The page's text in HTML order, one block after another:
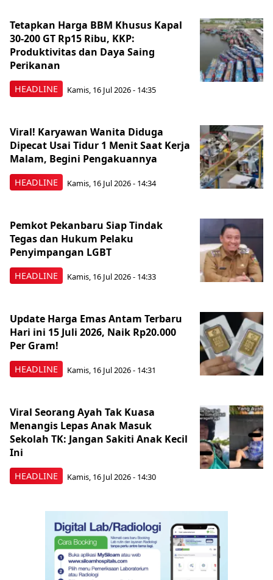
HEADLINE
Tetapkan Harga BBM Khusus Kapal
30-200 GT Rp15 Ribu, KKP:
Produktivitas dan Daya Saing
Perikanan
Kamis, 16 Jul 2026 - 14:35
HEADLINE
Viral! Karyawan Wanita Diduga
Dipecat Usai Tidur 1 Menit Saat Kerja
Malam, Begini Pengakuannya
Kamis, 16 Jul 2026 - 14:34
HEADLINE
Pemkot Pekanbaru Siap Tindak
Tegas dan Hukum Pelaku
Penyimpangan LGBT
Kamis, 16 Jul 2026 - 14:33
HEADLINE
Update Harga Emas Antam Terbaru
Hari ini 15 Juli 2026, Naik Rp20.000
Per Gram!
Kamis, 16 Jul 2026 - 14:31
HEADLINE
Viral Seorang Ayah Tak Kuasa
Menangis Lepas Anak Masuk
Sekolah TK: Jangan Sakiti Anak Kecil
Ini
Kamis, 16 Jul 2026 - 14:30